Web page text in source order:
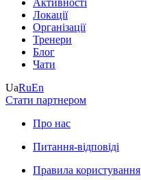
Локації
Організації
Тренери
Блог
Чати
UaRuEn
Стати партнером
Про нас
Питання-відповіді
Правила користування